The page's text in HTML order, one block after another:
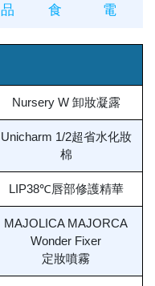
品
食
電
Nursery W 卸妝凝露
Unicharm 1/2超省水化妝
棉
LIP38℃唇部修護精華
MAJOLICA MAJORCA
Wonder Fixer
定妝噴霧